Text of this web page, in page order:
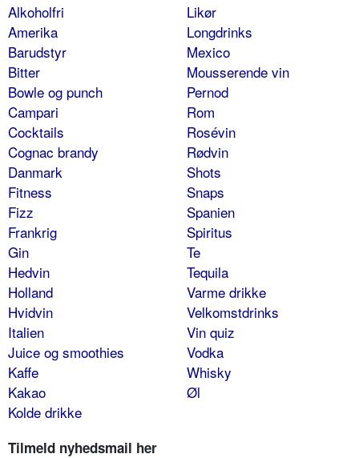
Alkoholfri
Amerika
Barudstyr
Bitter
Bowle og punch
Campari
Cocktails
Cognac brandy
Danmark
Fitness
Fizz
Frankrig
Gin
Hedvin
Holland
Hvidvin
Italien
Juice og smoothies
Kaffe
Kakao
Kolde drikke
Likør
Longdrinks
Mexico
Mousserende vin
Pernod
Rom
Rosévin
Rødvin
Shots
Snaps
Spanien
Spiritus
Te
Tequila
Varme drikke
Velkomstdrinks
Vin quiz
Vodka
Whisky
Øl
Tilmeld nyhedsmail her